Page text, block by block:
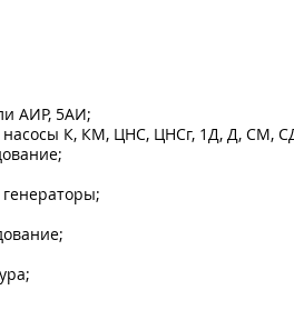
АИР, 5АИ;
К, КМ, ЦНС, ЦНСг, 1Д, Д, СМ,